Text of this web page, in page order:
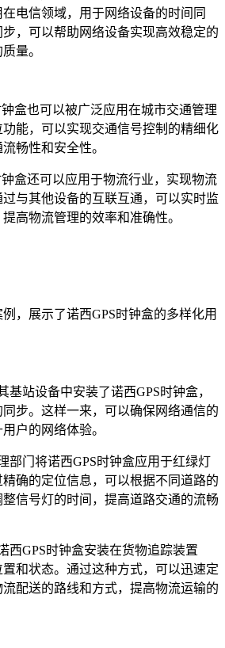
电信领域，用于网络设备的时间同
，可以帮助网络设备实现高效稳定的
量。
也可以被广泛应用在城市交通管理
能，可以实现交通信号控制的精细化
畅性和安全性。
还可以应用于物流行业，实现物流
与其他设备的互联互通，可以实时监
高物流管理的效率和准确性。
，展示了诺西GPS时钟盒的多样化用
站设备中安装了诺西GPS时钟盒，
步。这样一来，可以确保网络通信的
户的网络体验。
门将诺西GPS时钟盒应用于红绿灯
确的定位信息，可以根据不同道路的
信号灯的时间，提高道路交通的流畅
GPS时钟盒安装在货物追踪装置
和状态。通过这种方式，可以迅速定
配送的路线和方式，提高物流运输的